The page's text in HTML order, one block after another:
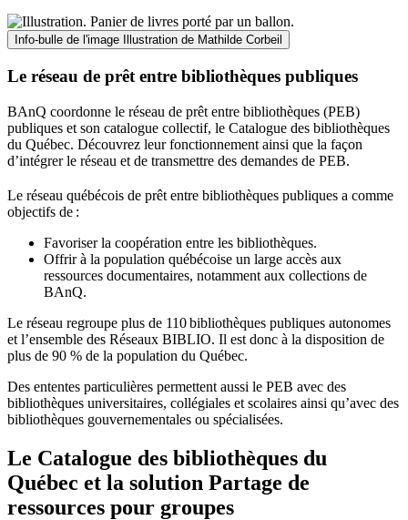
Info-bulle de l'image Illustration de Mathilde Corbeil
Le réseau de prêt entre bibliothèques publiques
BAnQ coordonne le réseau de prêt entre bibliothèques (PEB)
publiques et son catalogue collectif, le Catalogue des bibliothèques
du Québec. Découvrez leur fonctionnement ainsi que la façon
d’intégrer le réseau et de transmettre des demandes de PEB.
Le réseau québécois de prêt entre bibliothèques publiques a comme
objectifs de :
Favoriser la coopération entre les bibliothèques.
Offrir à la population québécoise un large accès aux
ressources documentaires, notamment aux collections de
BAnQ.
Le réseau regroupe plus de 110bibliothèques publiques autonomes
et l’ensemble des Réseaux BIBLIO. Il est donc à la disposition de
plus de 90 % de la population du Québec.
Des ententes particulières permettent aussi le PEB avec des
bibliothèques universitaires, collégiales et scolaires ainsi qu’avec des
bibliothèques gouvernementales ou spécialisées.
Le Catalogue des bibliothèques du
Québec et la solution Partage de
ressources pour groupes